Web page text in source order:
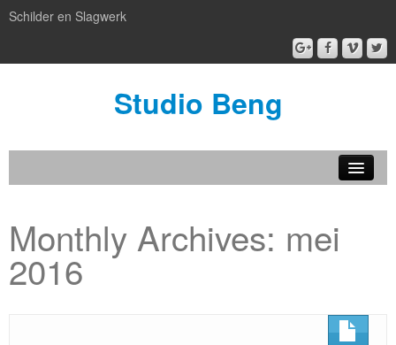
Schilder en Slagwerk
Studio Beng
BENG box gallery
Atelier BENG
Monthly Archives: mei
2016